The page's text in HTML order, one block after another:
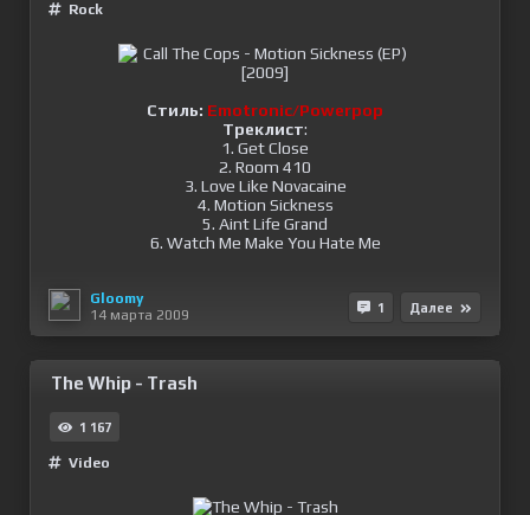
Rock
Стиль: Emotronic/Powerpop
Треклист:
1. Get Close
2. Room 410
3. Love Like Novacaine
4. Motion Sickness
5. Aint Life Grand
6. Watch Me Make You Hate Me
Gloomy
14 марта 2009
1 Далее
The Whip - Trash
1 167
Video